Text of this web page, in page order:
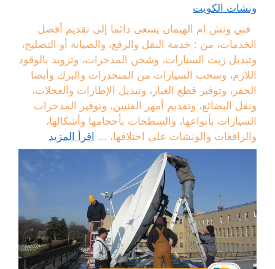
ونشات الكويت
فني ونش ام الهيمان يسعى دائما إلى تقديم أفضل
الخدمات، من : خدمة النقل والرفع، والصيانة أو التصليح،
وتبديل زيت السيارات، وشحن المدخرات، وتزويد بالوقود
اللازم، وسحب السيارات من المنحدرات والبرك وأيضا
الحفر، وتوفير قطع الغيار، وتبديل الإطارات والعجلات،
ونقل البضائع، وتقديم أمهر الفنيين، وتوفير المدخرات
السيارات بأنواعها، والسطحات بأحجامها وأشكالها،
والرافعات والونشات على اختلافها، ... اقرأ المزيد